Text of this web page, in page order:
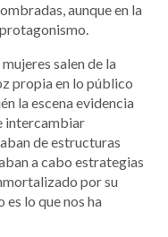
aunque en la
salen de la
propia en lo público
la escena evidencia
intercambiar
de estructuras
a cabo estrategias
por su
es lo que nos ha